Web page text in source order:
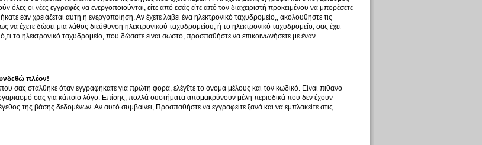
όλες οι νέες εγγραφές να ενεργοποιούνται, είτε από εσάς είτε από τον διαχειριστή προκειμένου να μπορέσετε
εάν χρειάζεται αυτή η ενεργοποίηση. Αν έχετε λάβει ένα ηλεκτρονικό ταχυδρομείο,, ακολουθήστε τις
να έχετε δώσει μια λάθος διεύθυνση ηλεκτρονικού ταχυδρομείου, ή το ηλεκτρονικό ταχυδρομείο, σας έχει
το ηλεκτρονικό ταχυδρομείο, που δώσατε είναι σωστό, προσπαθήστε να επικοινωνήσετε με έναν
πλέον!
σας στάλθηκε όταν εγγραφήκατε για πρώτη φορά, ελέγξτε το όνομα μέλους και τον κωδικό. Είναι πιθανό
σας για κάποιο λόγο. Επίσης, πολλά συστήματα απομακρύνουν μέλη περιοδικά που δεν έχουν
της βάσης δεδομένων. Αν αυτό συμβαίνει, Προσπαθήστε να εγγραφείτε ξανά και να εμπλακείτε στις